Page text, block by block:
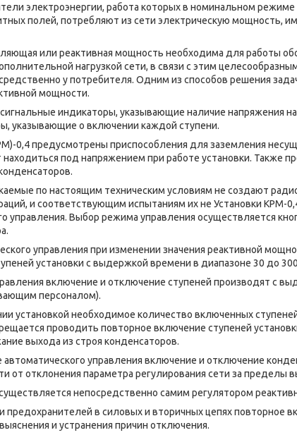
работа которых в номинальном режиме
полей, потребляют из сети электрическую мощность,
или реактивная мощность необходима для работы
нагрузкой сети, в связи с этим
у потребителя. Одним из способов решения
мощности.
индикаторы, указывающие наличие напряжения
указывающие о включении каждой ступени.
предусмотрены приспособления для заземления
находиться под напряжением при работе установки. Также
по настоящим техническим условиям не создают
и соответствующим испытаниям их не Установки КРМ-
управления. Выбор режима управления осуществляется
управления при изменении значения реактивной
установки с выдержкой времени в диапазоне 30 до
включение и отключение ступеней производят с
персоналом).
необходимое количество включенных
проводить повторное включение ступеней
выхода из строя конденсаторов.
управления включение и отключение
от отклонения параметра регулирования сети за пределы
непосредственно самим регулятором
в силовых и вторичных цепях повторное
и устранения причин отключения.